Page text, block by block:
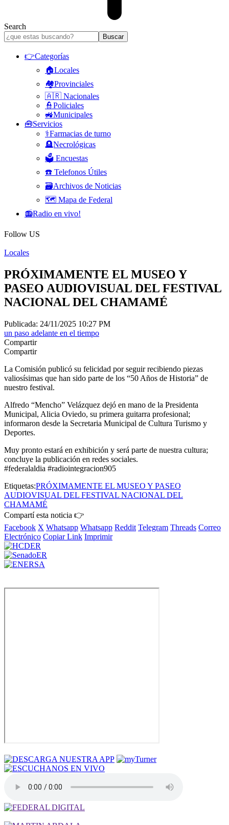
Search
👉Categorías
🏠Locales
🏘️Provinciales
🇦🇷 Nacionales
👮Policiales
🚜Municipales
🧰Servicios
⚕️Farmacias de turno
🪦Necrológicas
🗳️ Encuestas
☎️ Telefonos Útiles
🗃️Archivos de Noticias
🗺️ Mapa de Federal
📻Radio en vivo!
Follow US
Locales
PRÓXIMAMENTE EL MUSEO Y
PASEO AUDIOVISUAL DEL FESTIVAL
NACIONAL DEL CHAMAMÉ
Publicada: 24/11/2025 10:27 PM
un paso adelante en el tiempo
Compartir
Compartir
La Comisión publicó su felicidad por seguir recibiendo piezas
valiosísimas que han sido parte de los “50 Años de Historia” de
nuestro festival.
Alfredo “Mencho” Velázquez dejó en mano de la Presidenta
Municipal, Alicia Oviedo, su primera guitarra profesional;
informaron desde la Secretaria Municipal de Cultura Turismo y
Deportes.
Muy pronto estará en exhibición y será parte de nuestra cultura;
concluye la publicación en redes sociales.
#federalaldia #radiointegracion905
Etiquetas:PRÓXIMAMENTE EL MUSEO Y PASEO
AUDIOVISUAL DEL FESTIVAL NACIONAL DEL
CHAMAMÉ
Compartí esta noticia 👉
Facebook X Whatsapp Whatsapp Reddit Telegram Threads Correo
Electrónico Copiar Link Imprimir